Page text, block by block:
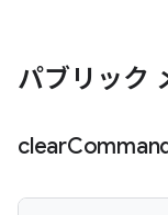
パブリック
clear